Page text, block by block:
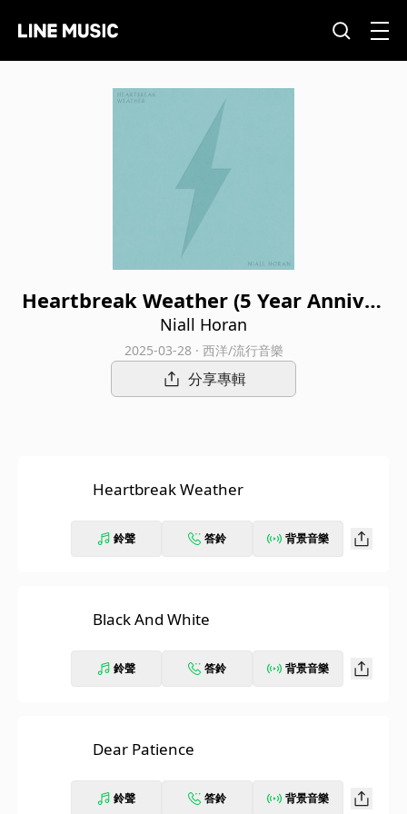
Heartbreak Weather (5 Year Anniver
sary Edition)
Niall Horan
2025-03-28 · 西洋/流行音樂
分享專輯
Heartbreak Weather
鈴聲 答鈴 背景音樂
Black And White
鈴聲 答鈴 背景音樂
Dear Patience
鈴聲 答鈴 背景音樂